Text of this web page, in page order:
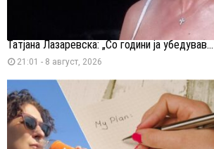
Татјана Лазаревска: „Со години ја убедував...
21:01 - 8 август, 2026